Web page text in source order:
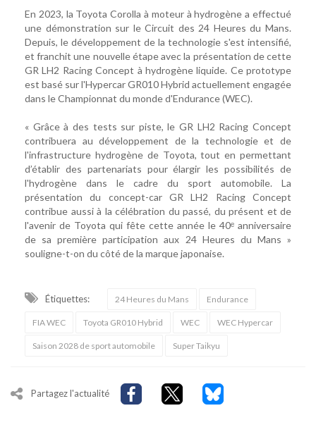
En 2023, la Toyota Corolla à moteur à hydrogène a effectué
une démonstration sur le Circuit des 24 Heures du Mans.
Depuis, le développement de la technologie s'est intensifié,
et franchit une nouvelle étape avec la présentation de cette
GR LH2 Racing Concept à hydrogène liquide. Ce prototype
est basé sur l'Hypercar GR010 Hybrid actuellement engagée
dans le Championnat du monde d'Endurance (WEC).
« Grâce à des tests sur piste, le GR LH2 Racing Concept
contribuera au développement de la technologie et de
l'infrastructure hydrogène de Toyota, tout en permettant
d’établir des partenariats pour élargir les possibilités de
l'hydrogène dans le cadre du sport automobile. La
présentation du concept-car GR LH2 Racing Concept
contribue aussi à la célébration du passé, du présent et de
l'avenir de Toyota qui fête cette année le 40ᵉ anniversaire
de sa première participation aux 24 Heures du Mans »
souligne-t-on du côté de la marque japonaise.
Étiquettes: 24 Heures du Mans Endurance
FIA WEC Toyota GR010 Hybrid WEC WEC Hypercar
Saison 2028 de sport automobile Super Taikyu
Partagez l'actualité